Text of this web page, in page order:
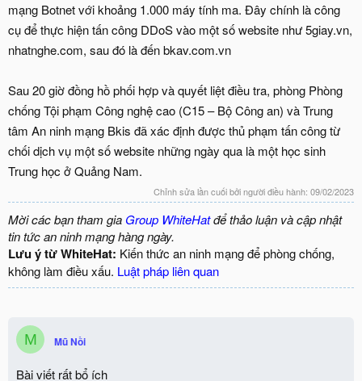
mạng Botnet với khoảng 1.000 máy tính ma. Đây chính là công
cụ để thực hiện tấn công DDoS vào một số website như 5giay.vn,
nhatnghe.com, sau đó là đến bkav.com.vn
Sau 20 giờ đồng hồ phối hợp và quyết liệt điều tra, phòng Phòng
chống Tội phạm Công nghệ cao (C15 – Bộ Công an) và Trung
tâm An ninh mạng Bkis đã xác định được thủ phạm tấn công từ
chối dịch vụ một số website những ngày qua là một học sinh
Trung học ở Quảng Nam.
Chỉnh sửa lần cuối bởi người điều hành: 09/02/2023
Mời các bạn tham gia Group WhiteHatđể thảo luận và cập nhật
tin tức an ninh mạng hàng ngày.
Lưu ý từ WhiteHat: Kiến thức an ninh mạng để phòng chống,
không làm điều xấu. Luật pháp liên quan
M Mũ Nồi
Bài viết rất bổ ích